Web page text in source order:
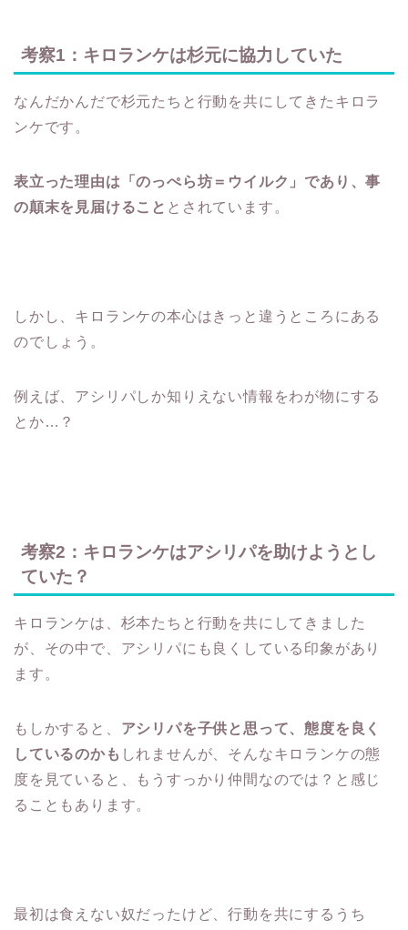
考察1：キロランケは杉元に協力していた
なんだかんだで杉元たちと行動を共にしてきたキロラ
ンケです。
表立った理由は「のっぺら坊＝ウイルク」であり、事
の顛末を見届けること とされています。
しかし、キロランケの本心はきっと違うところにある
のでしょう。
例えば、アシリパしか知りえない情報をわが物にする
とか…？
考察2：キロランケはアシリパを助けようとし
ていた？
キロランケは、杉本たちと行動を共にしてきました
が、その中で、アシリパにも良くしている印象があり
ます。
もしかすると、 アシリパを子供と思って、態度を良く
しているのかも しれませんが、そんなキロランケの態
度を見ていると、もうすっかり仲間なのでは？と感じ
ることもあります。
最初は食えない奴だったけど、行動を共にするうち